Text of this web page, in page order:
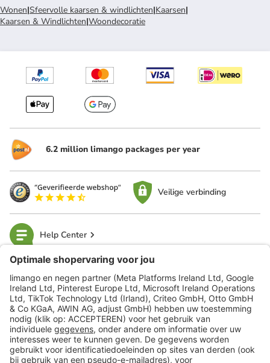
Wonen|Sfeervolle kaarsen & windlichten|Kaarsen|
Kaarsen & Windlichten|Woondecoratie
6.2 million limango packages per year
Veilige verbinding
Help Center
limango
Veilig winkelen
Klantenservice
Shop